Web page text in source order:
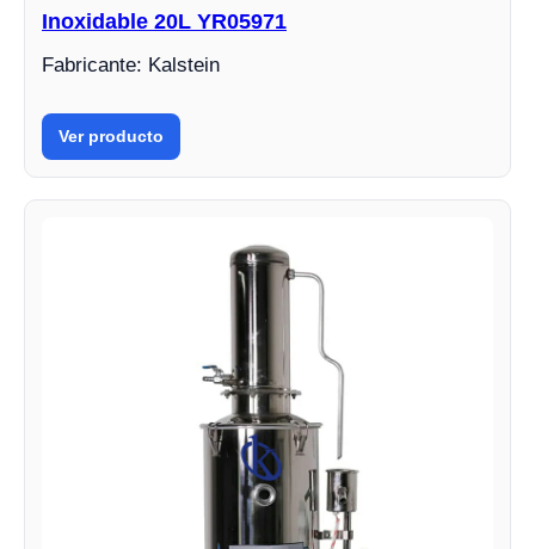
Inoxidable 20L YR05971
Fabricante: Kalstein
Ver producto